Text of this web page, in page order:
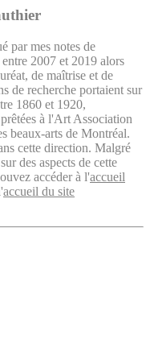
par mes notes de
2007 et 2019 alors
de maîtrise et de
de recherche portaient sur
1860 et 1920,
à l'Art Association
beaux-arts de Montréal.
cette direction. Malgré
des aspects de cette
accéder à l'accueil
accueil du site